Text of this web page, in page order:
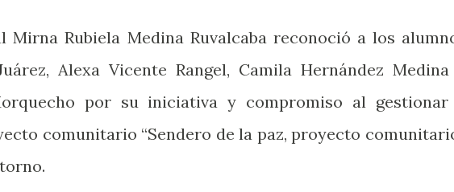
Mirna Rubiela Medina Ruvalcaba reconoció a los
Alexa Vicente Rangel, Camila Hernández
por su iniciativa y compromiso al
comunitario “Sendero de la paz, proyecto